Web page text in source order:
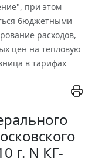
при этом
бюджетными
расходов,
цен на тепловую
в тарифах
г. N КГ-